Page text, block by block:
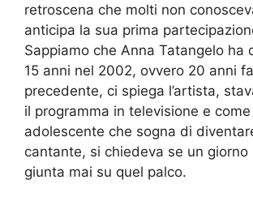
retroscena che molti non
anticipa la sua prima
Sappiamo che Anna Tatangelo ha
15 anni nel 2002, ovvero 20 anni
precedente, ci spiega l’artista,
il programma in televisione e
adolescente che sogna di
cantante, si chiedeva se un giorno
giunta mai su quel palco.